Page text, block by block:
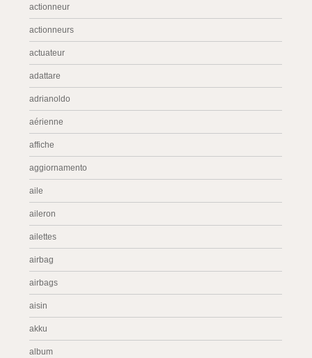
actionneur
actionneurs
actuateur
adattare
adrianoldo
aérienne
affiche
aggiornamento
aile
aileron
ailettes
airbag
airbags
aisin
akku
album